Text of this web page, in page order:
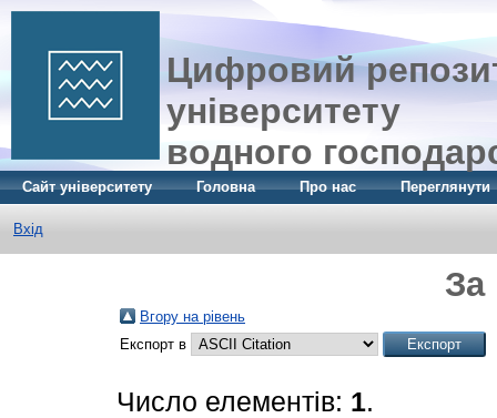
Цифровий
університету
водного
Сайт університету Головна Про нас Переглянути
Вхід
Вгору на рівень
Експорт в
Число елементів: 1.